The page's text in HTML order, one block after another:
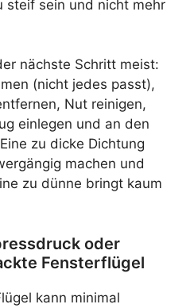
steif sein und nicht mehr
nächste Schritt meist:
(nicht jedes passt),
Nut reinigen,
einlegen und an den
zu dicke Dichtung
machen und
zu dünne bringt kaum
oder
Fensterflügel
kann minimal